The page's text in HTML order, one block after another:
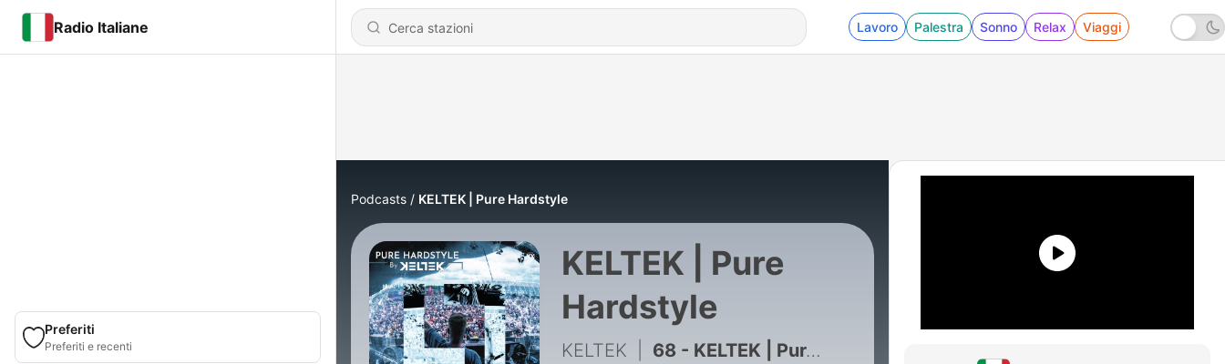
Radio Italiane Lavoro Palestra Sonno Relax Viaggi
Preferiti
Preferiti e recenti
Podcasts KELTEK | Pure Hardstyle
KELTEK | Pure
Hardstyle
KELTEK 68 - KELTEK | Pure Hardstyle | Episode 068